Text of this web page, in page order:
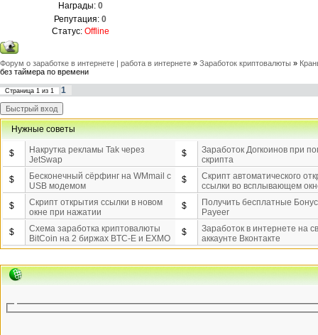
Награды: 0
Репутация: 0
Статус: Offline
Форум о заработке в интернете | работа в интернете » Заработок криптовалюты »
без таймера по времени
Страница 1 из 1 1
Нужные советы
$
Накрутка рекламы Tak через
JetSwap
$
Заработок Догкоинов при
скрипта
$
Бесконечный сёрфинг на WMmail c
USB модемом
$
Скрипт автоматического
ссылки во всплывающем
$
Скрипт открытия ссылки в новом
окне при нажатии
$
Получить бесплатные
Payeer
$
Схема заработка криптовалюты
BitCoin на 2 биржах BTC-E и EXMO
$
Заработок в интернете на
аккаунте Вконтакте